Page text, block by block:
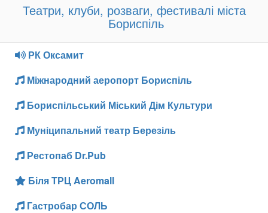
Театри, клуби, розваги, фестивалі міста
Бориспіль
РК Оксамит
Міжнародний аеропорт Бориспіль
Бориспільський Міський Дім Культури
Муніципальний театр Березіль
Рестопаб Dr.Pub
Біля ТРЦ Aeromall
Гастробар СОЛЬ